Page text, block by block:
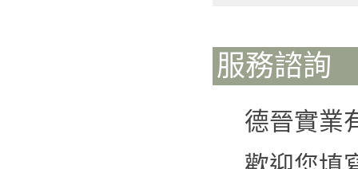
服務諮詢
德晉實業